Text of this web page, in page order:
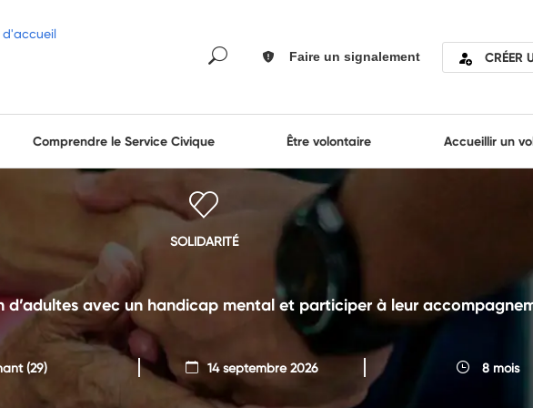
Faire un signalement CRÉER
Comprendre le Service Civique Être volontaire Accueillir un
SOLIDARITÉ
d’adultes avec un handicap mental et participer à leur
(29) 14 septembre 2026 8 mois